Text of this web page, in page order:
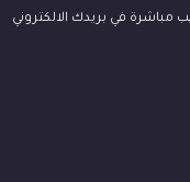
مباشرة في بريدك الالكتروني